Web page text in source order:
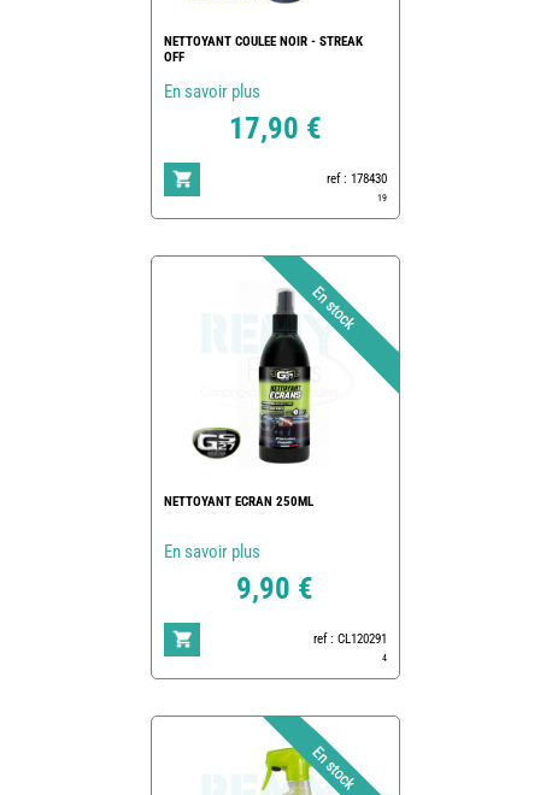
NETTOYANT COULEE NOIR - STREAK
OFF
En savoir plus
17,90 €
ref : 178430
19
NETTOYANT ECRAN 250ML
En savoir plus
9,90 €
ref : CL120291
4